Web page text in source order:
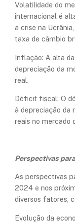
Volatilidade do
internacional é
a crise na
taxa de câmbio
Inflação: A alta
depreciação da
real.
Déficit fiscal: O
à depreciação da
reais no mercado
Perspectivas
As perspectivas
2024 e nos
diversos fatores,
Evolução da